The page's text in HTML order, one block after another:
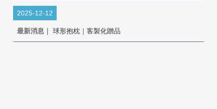
2025-12-12
最新消息｜ 球形抱枕｜客製化贈品